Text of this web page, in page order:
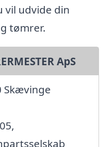
vil udvide din
tømrer.
ApS
Skævinge